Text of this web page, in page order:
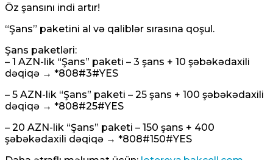
Öz şansını indi artır!
“Şans” paketini al və qaliblər sırasına qoşul.
Şans paketləri:
– 1 AZN-lik “Şans” paketi – 3 şans + 10 şəbəkədaxili
dəqiqə → *808#3#YES
– 5 AZN-lik “Şans” paketi – 25 şans + 100 şəbəkədaxili
dəqiqə → *808#25#YES
– 20 AZN-lik “Şans” paketi – 150 şans + 400
şəbəkədaxili dəqiqə → *808#150#YES